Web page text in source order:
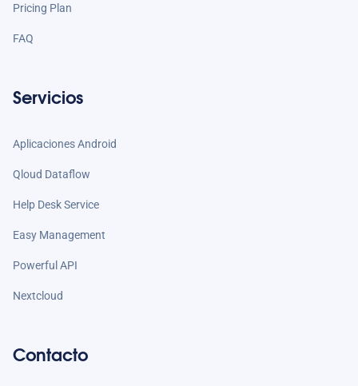
Pricing Plan
FAQ
Servicios
Aplicaciones Android
Qloud Dataflow
Help Desk Service
Easy Management
Powerful API
Nextcloud
Contacto